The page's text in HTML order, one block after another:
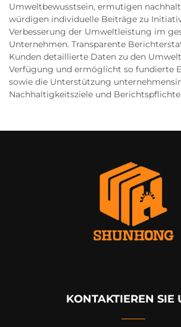
Umweltbewusstsein, ermutigen
würdigen individuelle Beiträge zu
Verbesserung der Umweltleistung im
Unternehmen. Transparente
Kunden detaillierte Daten zu den
Verfügung und ermöglicht so fundierte
sowie die Unterstützung
Nachhaltigkeitsziele und
KONTAKTIEREN SIE